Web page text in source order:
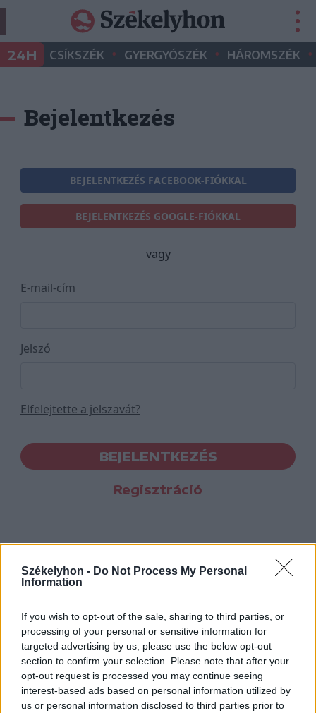
Székelyhon - Do Not Process My Personal
Information
If you wish to opt-out of the sale, sharing to third parties, or
processing of your personal or sensitive information for
targeted advertising by us, please use the below opt-out
section to confirm your selection. Please note that after your
opt-out request is processed you may continue seeing
interest-based ads based on personal information utilized by
us or personal information disclosed to third parties prior to
24H CSÍKSZÉK • GYERGYÓSZÉK • HÁROMSZÉK •
Bejelentkezés
BEJELENTKEZÉS FACEBOOK-FIÓKKAL
BEJELENTKEZÉS GOOGLE-FIÓKKAL
vagy
E-mail-cím
Jelszó
Elfelejtette a jelszavát?
BEJELENTKEZÉS
Regisztráció
Hasznos
Impresszum